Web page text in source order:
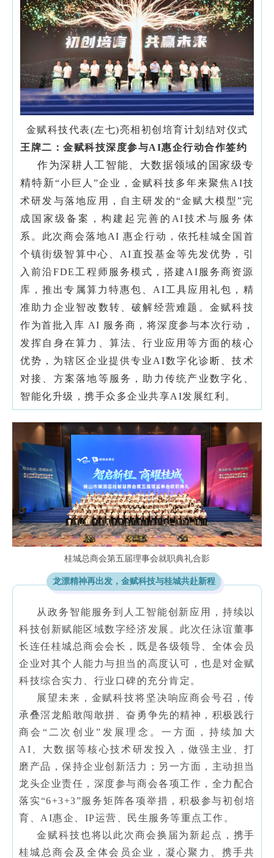
金赋科技代表(左七)亮相初创培育计划结对仪式
王牌二：金赋科技深度参与AI惠企行动合作签约
作为深耕人工智能、大数据领域的国家级专
精特新“小巨人”企业，金赋科技多年来聚焦AI技
术研发与落地应用，自主研发的“金赋大模型”完
成国家级备案，构建起完善的AI技术与服务体
系。此次商会落地AI 惠企行动，依托桂城全国首
个镇街级智算中心、AI直投基金等先发优势，引
入前沿FDE工程师服务模式，搭建AI服务商资源
库，推出专属算力特惠包、AI工具应用礼包，精
准助力企业智改数转、破解经营难题。 金赋科技
作为首批入库 AI 服务商 ，将深度参与本次行动，
发挥自身在算力、算法、行业应用等方面的核心
优势，为辖区企业提供专业 AI数字化诊断、技术
对接、方案落地等服务，助力传统产业数字化、
智能化升级，携手众多企业共享AI发展红利。
桂城总商会第五届理事会就职典礼合影
龙漂精神再出发，金赋科技与桂城共赴新程
从政务智能服务到人工智能创新应用，持续以
科技创新赋能区域数字经济发展。此次任泳谊董事
长连任桂城总商会会长，既是各级领导、全体会员
企业对其个人能力与担当的高度认可，也是对金赋
科技综合实力、行业口碑的充分肯定。
展望未来，金赋科技将坚决响应商会号召，传
承叠滘龙船敢闯敢拼、奋勇争先的精神，积极践行
商会“二次创业”发展理念。一方面，持续加大
AI、大数据等核心技术研发投入，做强主业、打
磨产品，保持企业创新活力；另一方面，主动担当
龙头企业责任，深度参与商会各项工作，全力配合
落实“6+3+3”服务矩阵各项举措，积极参与初创培
育、AI惠企、IP运营、民生服务等重点工作。
金赋科技也将以此次商会换届为新起点，携手
桂城总商会及全体会员企业，凝心聚力、携手共